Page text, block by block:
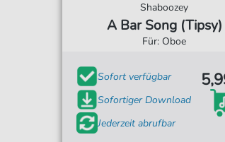
Shaboozey
A Bar Song (Tipsy)
Für: Oboe
Sofort verfügbar
Sofortiger Download
Jederzeit abrufbar